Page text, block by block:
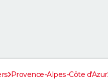
Provence-Alpes-Côte d'Azur